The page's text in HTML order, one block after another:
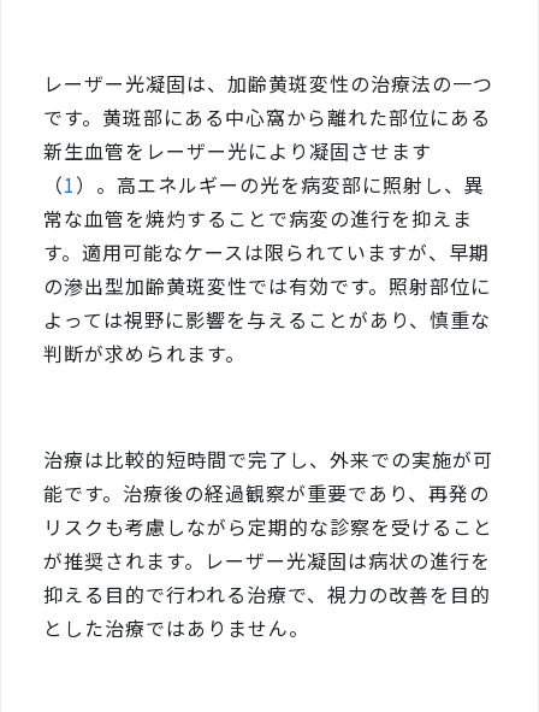
レーザー光凝固は、加齢黄斑変性の治療法の一つ
です。黄斑部にある中心窩から離れた部位にある
新生血管をレーザー光により凝固させます
（1）。高エネルギーの光を病変部に照射し、異
常な血管を焼灼することで病変の進行を抑えま
す。適用可能なケースは限られていますが、早期
の滲出型加齢黄斑変性では有効です。照射部位に
よっては視野に影響を与えることがあり、慎重な
判断が求められます。
治療は比較的短時間で完了し、外来での実施が可
能です。治療後の経過観察が重要であり、再発の
リスクも考慮しながら定期的な診察を受けること
が推奨されます。レーザー光凝固は病状の進行を
抑える目的で行われる治療で、視力の改善を目的
とした治療ではありません。